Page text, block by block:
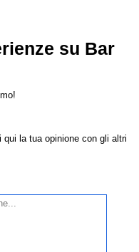
su Bar
la tua opinione con gli altri